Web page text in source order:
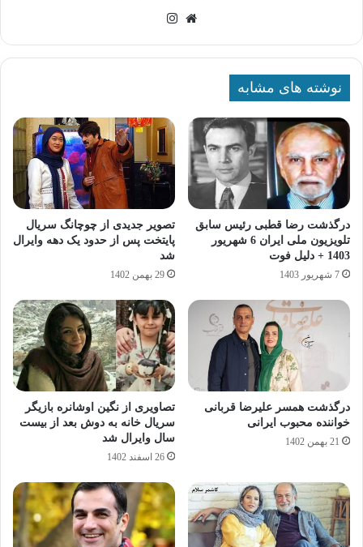
وبسایت
نوشته های مشابه
درگذشت رضا قطبی رئیس سابق
تلویزیون ملی ایران 6 شهریور
1403 + دلیل فوت
7 شهریور 1403
تصویر جدیدی از چوچانگ سریال
پایتخت پس از حدود یک دهه وایرال
شد
29 بهمن 1402
درگذشت همسر علیرضا قربانی
خواننده محبوب ایرانی
21 بهمن 1402
تصاویری از نگین اوشانره بازیگر
سریال خانه به دوش بعد از بیست
سال وایرال شد
26 اسفند 1402